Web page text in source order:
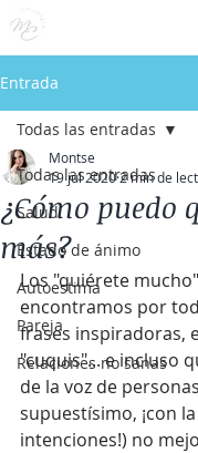
Entrada
Todas las entradas
Salud
Estado de ánimo
Autoestima
Pareja
Relaciones no sanas
Todas las entradas
¿Cómo puedo
más?
Montse
19 jul 20202 min de
Los "quiérete
encontramos por
frases inspiradoras,
"cuquis"... e incluso
de la voz de
supuestísimo, ¡con
intenciones!) no